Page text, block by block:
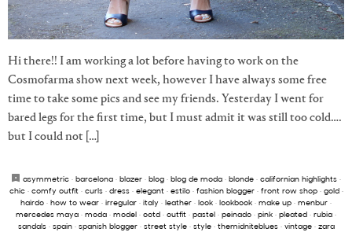
Hi there!! I am working a lot before having to work on the
Cosmofarma show next week, however I have always some free
time to take some pics and see my friends. Yesterday I went for
bared legs for the first time, but I must admit it was still too cold….
but I could not […]
asymmetric · barcelona · blazer · blog · blog de moda · blonde · californian highlights ·
chic· comfy outfit· curls· dress· elegant· estilo· fashion blogger· front row shop· gold·
hairdo · how to wear · irregular · italy · leather · look · lookbook · make up · menbur ·
mercedes maya · moda · model · ootd · outfit · pastel · peinado · pink · pleated · rubia ·
sandals· spain· spanish blogger· street style· style· themidniteblues· vintage· zara